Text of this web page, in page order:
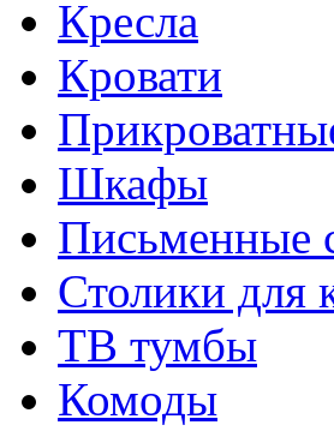
Кресла
Кровати
Шкафы
Письменные
Столики для
ТВ тумбы
Комоды